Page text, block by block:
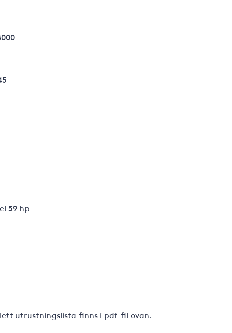
59 hp
utrustningslista finns i pdf-fil ovan.